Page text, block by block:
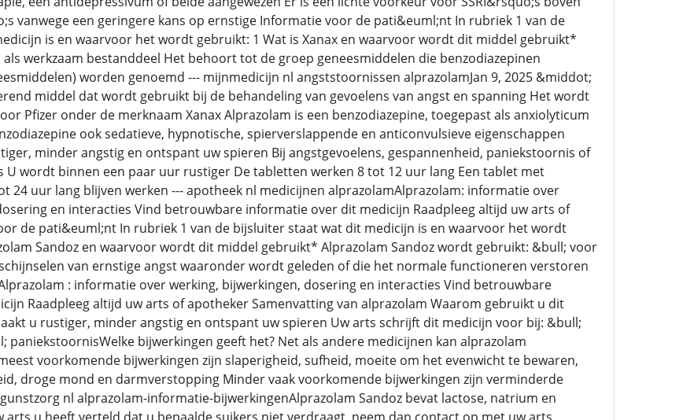
vanwege een geringere kans op ernstige Informatie voor de pati&euml;nt In rubriek 1 van de
is en waarvoor het wordt gebruikt: 1 Wat is Xanax en waarvoor wordt dit middel gebruikt*
als werkzaam bestanddeel Het behoort tot de groep geneesmiddelen die benzodiazepinen
worden genoemd --- mijnmedicijn nl angststoornissen alprazolamJan 9, 2025 &middot;
middel dat wordt gebruikt bij de behandeling van gevoelens van angst en spanning Het wordt
Pfizer onder de merknaam Xanax Alprazolam is een benzodiazepine, toegepast als anxiolyticum
ook sedatieve, hypnotische, spierverslappende en anticonvulsieve eigenschappen
minder angstig en ontspant uw spieren Bij angstgevoelens, gespannenheid, paniekstoornis of
U wordt binnen een paar uur rustiger De tabletten werken 8 tot 12 uur lang Een tablet met
24 uur lang blijven werken --- apotheek nl medicijnen alprazolamAlprazolam: informatie over
en interacties Vind betrouwbare informatie over dit medicijn Raadpleeg altijd uw arts of
de pati&euml;nt In rubriek 1 van de bijsluiter staat wat dit medicijn is en waarvoor het wordt
Sandoz en waarvoor wordt dit middel gebruikt* Alprazolam Sandoz wordt gebruikt: &bull; voor
van ernstige angst waaronder wordt geleden of die het normale functioneren verstoren
: informatie over werking, bijwerkingen, dosering en interacties Vind betrouwbare
Raadpleeg altijd uw arts of apotheker Samenvatting van alprazolam Waarom gebruikt u dit
u rustiger, minder angstig en ontspant uw spieren Uw arts schrijft dit medicijn voor bij: &bull;
paniekstoornisWelke bijwerkingen geeft het? Net als andere medicijnen kan alprazolam
voorkomende bijwerkingen zijn slaperigheid, sufheid, moeite om het evenwicht te bewaren,
droge mond en darmverstopping Minder vaak voorkomende bijwerkingen zijn verminderde
nl alprazolam-informatie-bijwerkingenAlprazolam Sandoz bevat lactose, natrium en